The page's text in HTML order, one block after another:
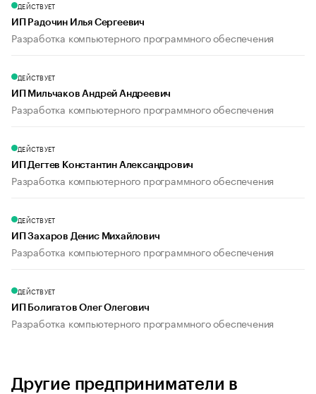
ДЕЙСТВУЕТ
ИП Радочин Илья Сергеевич
Разработка компьютерного программного обеспечения
ДЕЙСТВУЕТ
ИП Мильчаков Андрей Андреевич
Разработка компьютерного программного обеспечения
ДЕЙСТВУЕТ
ИП Дегтев Константин Александрович
Разработка компьютерного программного обеспечения
ДЕЙСТВУЕТ
ИП Захаров Денис Михайлович
Разработка компьютерного программного обеспечения
ДЕЙСТВУЕТ
ИП Болигатов Олег Олегович
Разработка компьютерного программного обеспечения
Другие предприниматели в